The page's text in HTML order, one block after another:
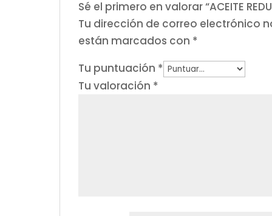
Sé el primero en valorar “ACEITE
Tu dirección de correo electrónico
están marcados con *
Tu puntuación *
Tu valoración *